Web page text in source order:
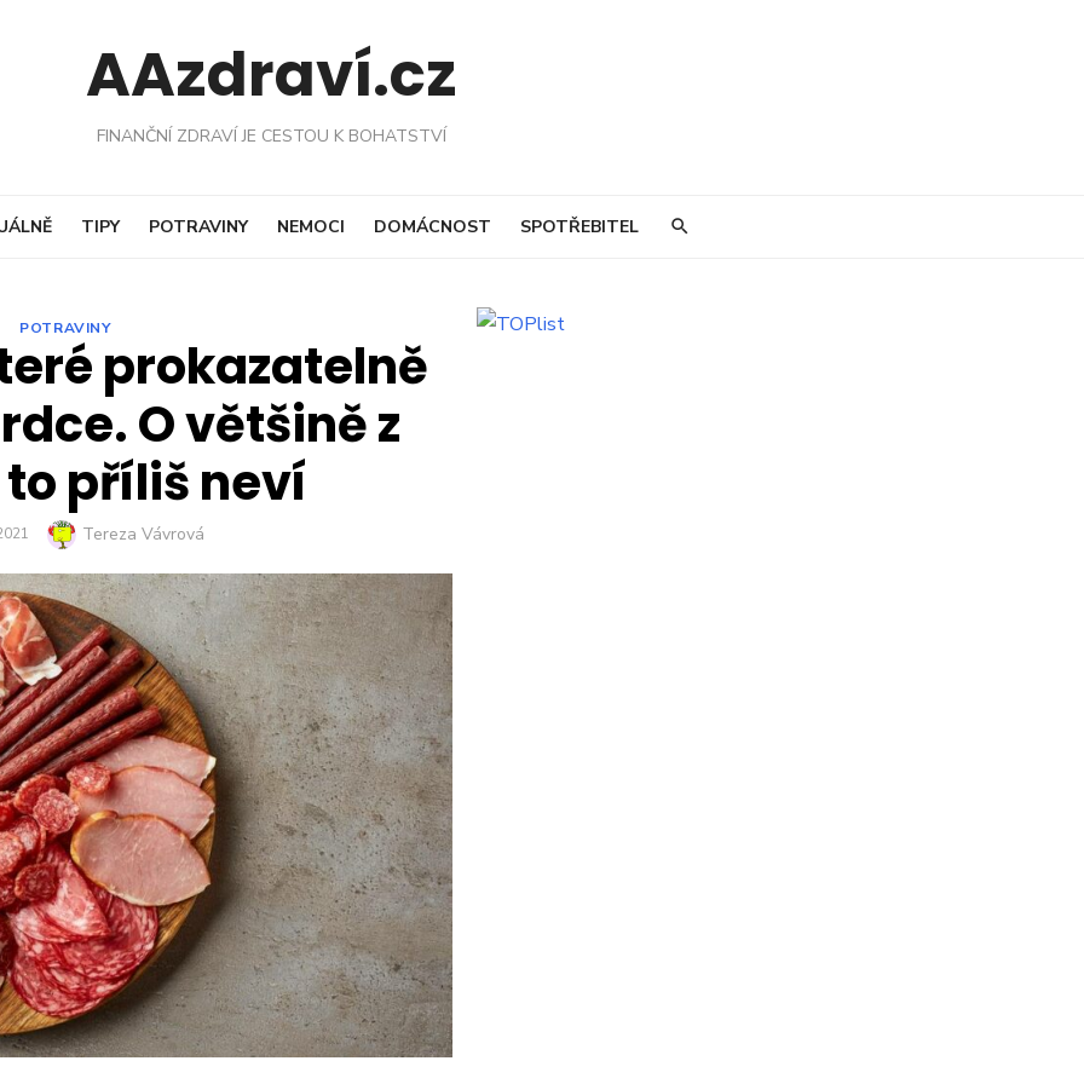
AAzdraví.cz
FINANČNÍ ZDRAVÍ JE CESTOU K BOHATSTVÍ
TIPY POTRAVINY NEMOCI DOMÁCNOST SPOTŘEBITEL
POTRAVINY
prokazatelně
O většině z
příliš neví
Author
Tereza Vávrová